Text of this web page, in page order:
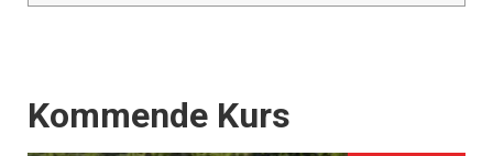
Events
Kommende Kurs